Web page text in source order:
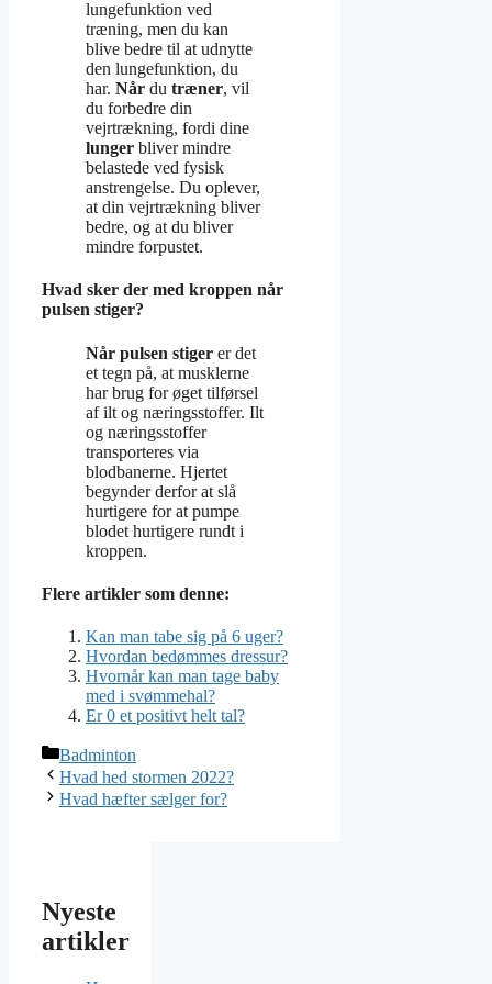
lungefunktion ved
træning, men du kan
blive bedre til at udnytte
den lungefunktion, du
har. Når du træner, vil
du forbedre din
vejrtrækning, fordi dine
lunger bliver mindre
belastede ved fysisk
anstrengelse. Du oplever,
at din vejrtrækning bliver
bedre, og at du bliver
mindre forpustet.
Hvad sker der med kroppen når
pulsen stiger?
Når pulsen stiger er det
et tegn på, at musklerne
har brug for øget tilførsel
af ilt og næringsstoffer. Ilt
og næringsstoffer
transporteres via
blodbanerne. Hjertet
begynder derfor at slå
hurtigere for at pumpe
blodet hurtigere rundt i
kroppen.
Flere artikler som denne:
Kan man tabe sig på 6 uger?
Hvordan bedømmes dressur?
Hvornår kan man tage baby
med i svømmehal?
Er 0 et positivt helt tal?
Kategorier
Badminton
Hvad hed stormen 2022?
Hvad hæfter sælger for?
Nyeste
artikler